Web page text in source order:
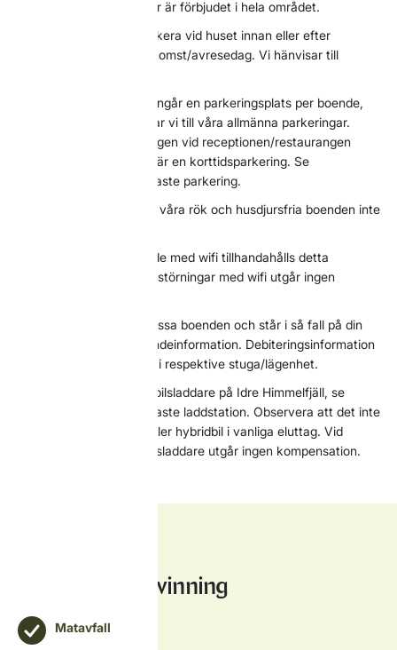
området. Engångsgrillar är förbjudet i hela området.
Det är ej tillåtet att parkera vid huset innan eller efter
incheckningstid på ankomst/avresedag. Vi hänvisar till
För boende i lägenhet ingår en parkeringsplats per boende,
ytterligare bilar hänvisar vi till våra allmänna parkeringar.
Observera att parkeringen vid receptionen/restaurangen
Renen & Älgen endast är en korttidsparkering. Se
stugbykartan för närmaste parkering.
Vänligen observera att våra rök och husdjursfria boenden inte
Har du bokat ett boende med wifi tillhandahålls detta
kostnadsfritt. Vid driftsstörningar med wifi utgår ingen
Elbilsladdare finns till vissa boenden och står i så fall på din
bekräftelse under boendeinformation. Debiteringsinformation
för elbilsladdaren finns i respektive stuga/lägenhet.
Det finns 32 publika elbilsladdare på Idre Himmelfjäll, se
stugbykartan för närmaste laddstation. Observera att det inte
är tillåtet att ladda el eller hybridbil i vanliga eluttag. Vid
driftsstörning med elbilsladdare utgår ingen kompensation.
Avfall och återvinning
Matavfall